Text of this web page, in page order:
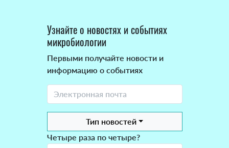
Узнайте о новостях и событиях
микробиологии
Первыми получайте новости и
информацию о событиях
Тип новостей
Четыре раза по четыре?